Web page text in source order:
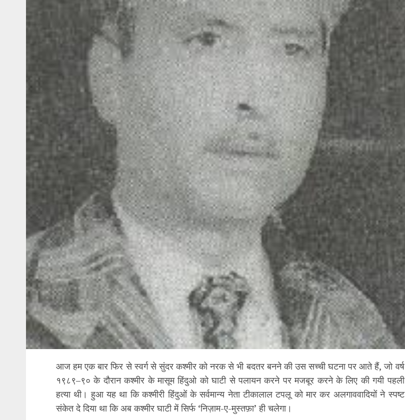
आज हम एक बार फिर से स्वर्ग से सुंदर कश्मीर को नरक से भी बदतर बनने की उस सच्ची घटना पर आते हैं, जो वर्ष
१९८९–९० के दौरान कश्मीर के मासूम हिंदुओ को घाटी से पलायन करने पर मजबूर करने के लिए की गयी पहली
हत्या थी। हुआ यह था कि कश्मीरी हिंदुओं के सर्वमान्य नेता टीकालाल टपलू को मार कर अलगाववादियों ने स्पष्ट
संकेत दे दिया था कि अब कश्मीर घाटी में सिर्फ ‘निज़ाम-ए-मुस्तफ़ा’ ही चलेगा।